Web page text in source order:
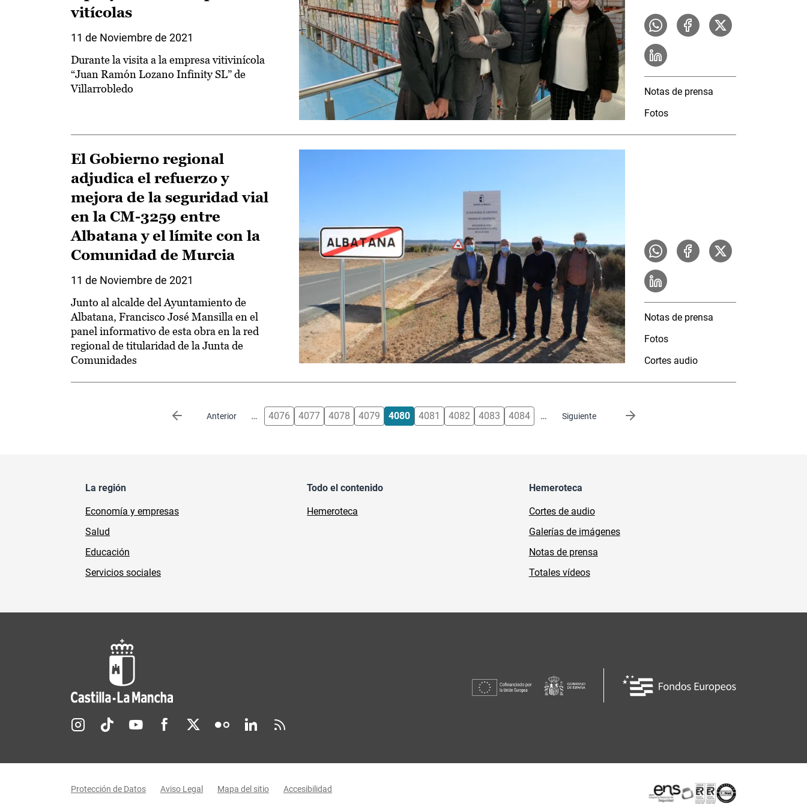
vitícolas
11 de Noviembre de 2021
Durante la visita a la empresa vitivinícola
“Juan Ramón Lozano Infinity SL” de
Villarrobledo
Notas de prensa
Fotos
El Gobierno regional
adjudica el refuerzo y
mejora de la seguridad vial
en la CM-3259 entre
Albatana y el límite con la
Comunidad de Murcia
11 de Noviembre de 2021
Junto al alcalde del Ayuntamiento de
Albatana, Francisco José Mansilla en el
panel informativo de esta obra en la red
regional de titularidad de la Junta de
Comunidades
Notas de prensa
Fotos
Cortes audio
Anterior
Página anterior … 4076 4077 4078 4079 4080 4081 4082 4083 4084 … Siguiente
Siguiente página
La región
Economía y empresas
Salud
Educación
Servicios sociales
Todo el contenido
Hemeroteca
Hemeroteca
Cortes de audio
Galerías de imágenes
Notas de prensa
Totales vídeos
Redes sociales JCCM
Protección de Datos Aviso Legal Mapa del sitio Accesibilidad Certificaciones